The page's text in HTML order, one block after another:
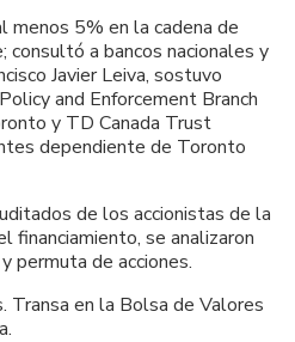
menos 5% en la cadena de
consultó a bancos nacionales y
Javier Leiva, sostuvo
and Enforcement Branch
y TD Canada Trust
dependiente de Toronto
de los accionistas de la
financiamiento, se analizaron
permuta de acciones.
Transa en la Bolsa de Valores